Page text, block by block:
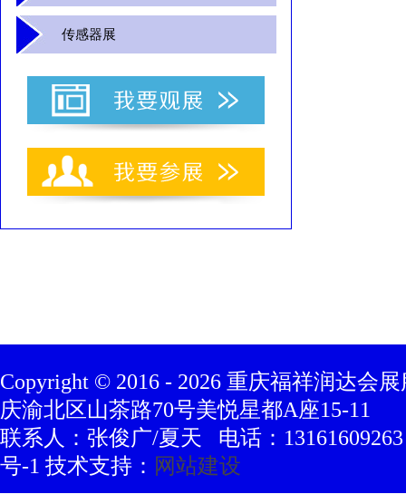
传感器展
Copyright © 2016 - 2026 重庆福祥润达会
庆渝北区山茶路70号美悦星都A座15-11
联系人：张俊广/夏天 电话：
号-1 技术支持： 网站建设